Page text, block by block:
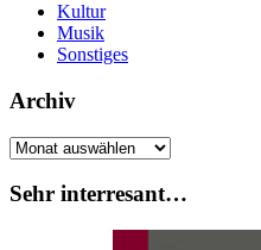
Kultur
Musik
Sonstiges
Archiv
Archiv
Sehr interresant…